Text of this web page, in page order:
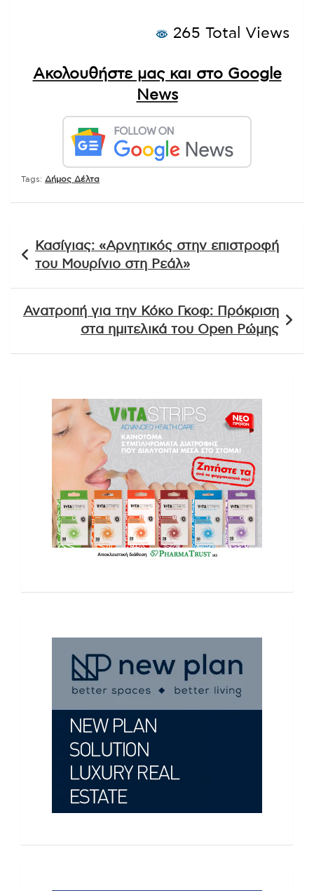
265 Total Views
Ακολουθήστε μας και στο Google
News
Tags: Δήμος Δέλτα
άρθρων
Κασίγιας: «Αρνητικός στην επιστροφή
του Μουρίνιο στη Ρεάλ»
Ανατροπή για την Κόκο Γκοφ: Πρόκριση
στα ημιτελικά του Open Ρώμης